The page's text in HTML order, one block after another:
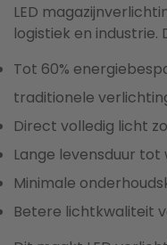
LED
logistiek en
Tot 60%
traditionele
Direct volledig licht
Lange levensduur
Minimale
Betere lichtkwaliteit